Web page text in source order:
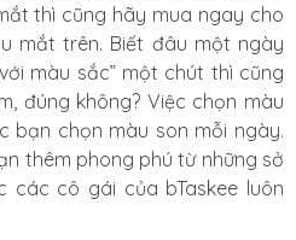
thì cũng hãy mua ngay cho
mắt trên. Biết đâu một ngày
màu sắc” một chút thì cũng
đúng không? Việc chọn màu
bạn chọn màu son mỗi ngày.
thêm phong phú từ những sở
các cô gái của bTaskee luôn